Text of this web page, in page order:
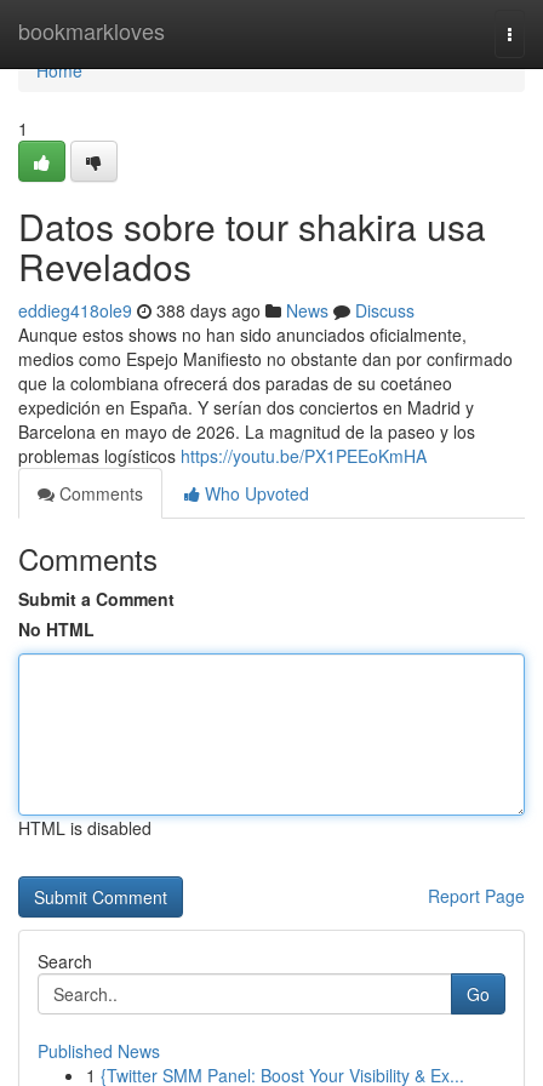
bookmarkloves
Home
Home
1
Datos sobre tour shakira usa
Revelados
eddieg418ole9 388 days ago News
Discuss
Aunque estos shows no han sido anunciados oficialmente,
medios como Espejo Manifiesto no obstante dan por confirmado
que la colombiana ofrecerá dos paradas de su coetáneo
expedición en España. Y serían dos conciertos en Madrid y
Barcelona en mayo de 2026. La magnitud de la paseo y los
problemas logísticos https://youtu.be/PX1PEEoKmHA
Comments
Who Upvoted
Comments
Submit a Comment
No HTML
HTML is disabled
Report Page
Search
Go
Published News
1 {Twitter SMM Panel: Boost Your Visibility & Ex...